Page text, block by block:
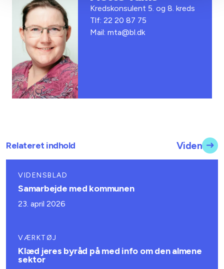
Kredskonsulent 5. og 8. kreds
Tlf: 22 20 87 75
Mail: mta@bl.dk
Relateret indhold Viden
VIDENSBLAD
Samarbejde med kommunen
23. april 2026
VÆRKTØJ
Klæd jeres byråd på med info om den almene
sektor